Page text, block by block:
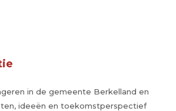
in de gemeente Berkelland en
ideeën en toekomstperspectief